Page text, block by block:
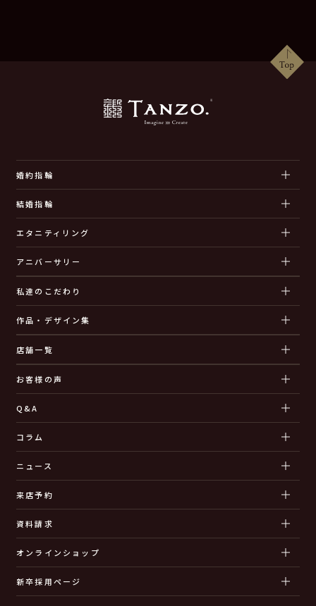
婚約指輪
結婚指輪
エタニティリング
アニバーサリー
私達のこだわり
作品・デザイン集
店舗一覧
お客様の声
Q&A
コラム
ニュース
来店予約
資料請求
オンラインショップ
新卒採用ページ